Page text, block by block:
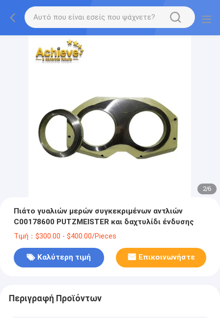
2/6
Πιάτο γυαλιών μερών συγκεκριμένων αντλιών
C00178600 PUTZMEISTER και δαχτυλίδι ένδυσης
Τιμή：$300.00 - $400.00/Pieces
Καλύτερη τιμή Επικοινωνήστε
Περιγραφή Προϊόντων